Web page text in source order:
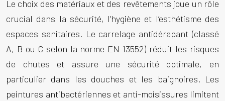
Le choix des matériaux et des revêtements joue un rôle
crucial dans la sécurité, l’hygiène et l’esthétisme des
espaces sanitaires. Le carrelage antidérapant (classé
A, B ou C selon la norme EN 13552) réduit les risques
de chutes et assure une sécurité optimale, en
particulier dans les douches et les baignoires. Les
peintures antibactériennes et anti-moisissures limitent